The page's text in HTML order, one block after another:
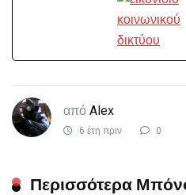
από Alex
6 έτη πριν 0
Περισσότερα